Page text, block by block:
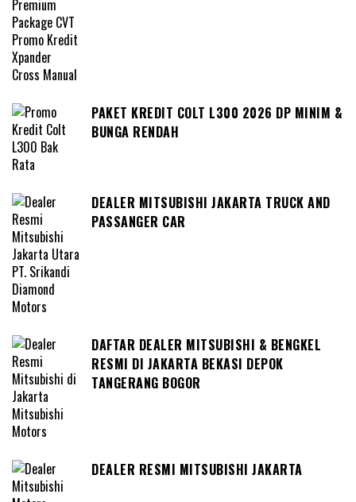
PAKET KREDIT COLT L300 2026 DP MINIM &
BUNGA RENDAH
DEALER MITSUBISHI JAKARTA TRUCK AND
PASSANGER CAR
DAFTAR DEALER MITSUBISHI & BENGKEL
RESMI DI JAKARTA BEKASI DEPOK
TANGERANG BOGOR
DEALER RESMI MITSUBISHI JAKARTA